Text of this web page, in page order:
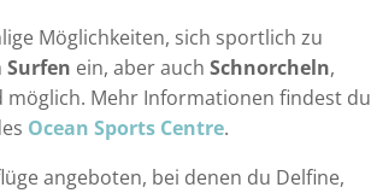
Möglichkeiten, sich sportlich zu
Surfen ein, aber auchSchnorcheln,
möglich. Mehr Informationen findest du
Ocean Sports Centre.
angeboten, bei denen du Delfine,